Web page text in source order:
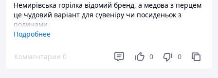
Немирівська горілка відомий бренд, а медова з перцем
це чудовий варіант для сувеніру чи посиденьок з
родичами.
Преимущества
Подробнее
Комментарии 0 0 0